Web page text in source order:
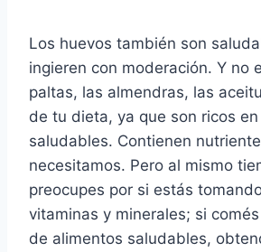
Los huevos también son
ingieren con moderación. Y no
paltas, las almendras, las
de tu dieta, ya que son ricos
saludables. Contienen
necesitamos. Pero al mismo
preocupes por si estás
vitaminas y minerales; si
de alimentos saludables,